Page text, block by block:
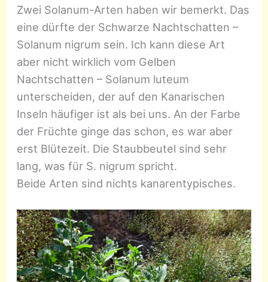
Zwei Solanum-Arten haben wir bemerkt. Das
eine dürfte der Schwarze Nachtschatten –
Solanum nigrum sein. Ich kann diese Art
aber nicht wirklich vom Gelben
Nachtschatten – Solanum luteum
unterscheiden, der auf den Kanarischen
Inseln häufiger ist als bei uns. An der Farbe
der Früchte ginge das schon, es war aber
erst Blütezeit. Die Staubbeutel sind sehr
lang, was für S. nigrum spricht.
Beide Arten sind nichts kanarentypisches.